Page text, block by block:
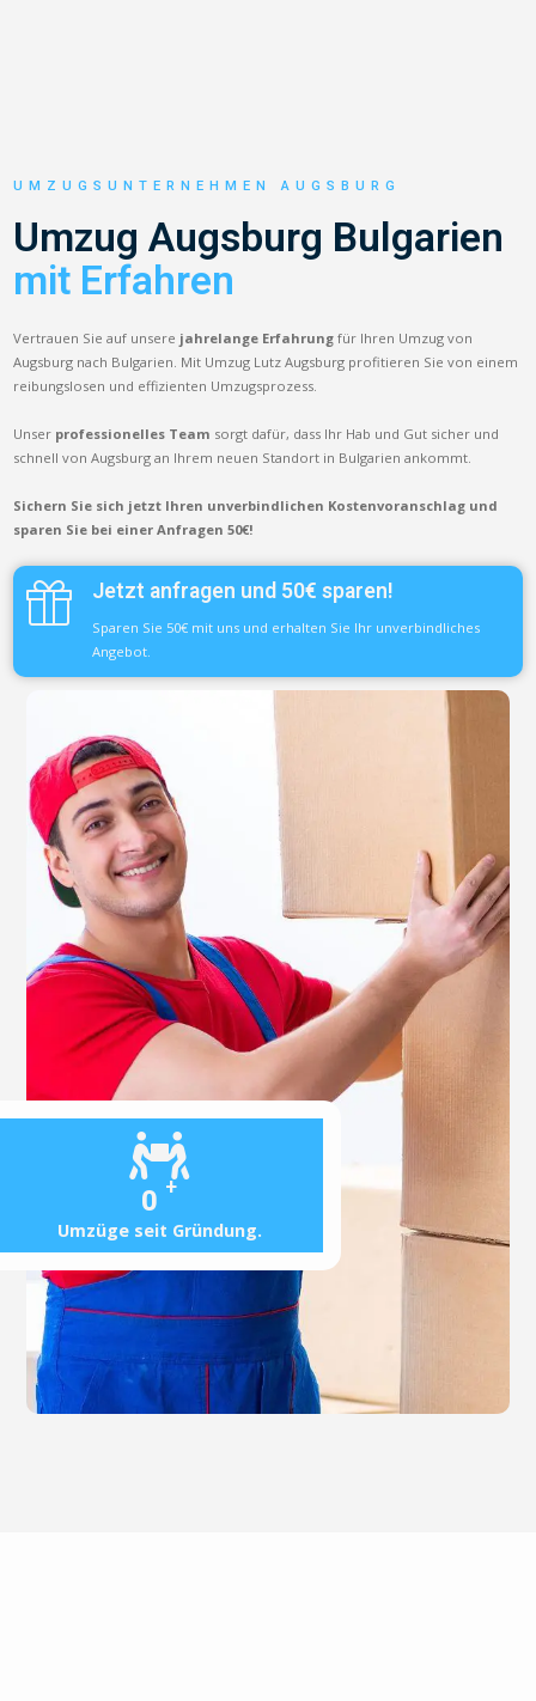
0 +
Umzüge seit Gründung.
UMZUGSUNTERNEHMEN AUGSBURG
Umzug Augsburg Bulgarien
mit Erfahren
Vertrauen Sie auf unsere jahrelange Erfahrung für Ihren Umzug von
Augsburg nach Bulgarien. Mit Umzug Lutz Augsburg profitieren Sie von einem
reibungslosen und effizienten Umzugsprozess.
Unser professionelles Team sorgt dafür, dass Ihr Hab und Gut sicher und
schnell von Augsburg an Ihrem neuen Standort in Bulgarien ankommt.
Sichern Sie sich jetzt Ihren unverbindlichen Kostenvoranschlag und
sparen Sie bei einer Anfragen 50€!
Jetzt anfragen und 50€ sparen!
Sparen Sie 50€ mit uns und erhalten Sie Ihr unverbindliches
Angebot.